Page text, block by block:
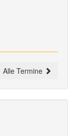
Alle Termine